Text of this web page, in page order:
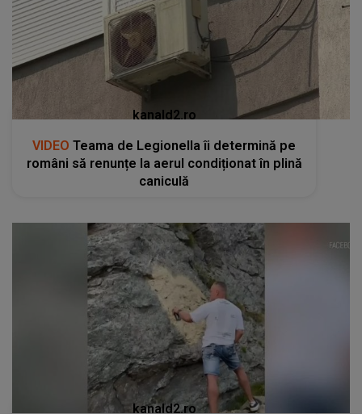
kanald2.ro
VIDEO Teama de Legionella îi determină pe
români să renunțe la aerul condiționat în plină
caniculă
kanald2.ro